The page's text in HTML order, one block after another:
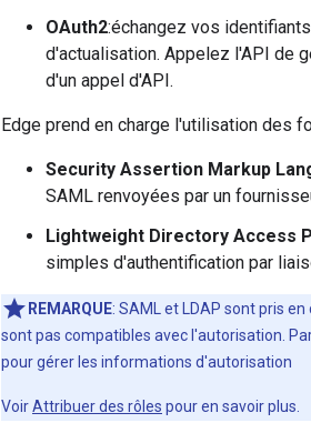
OAuth2:échangez vos
d'actualisation. Appelez l'API de
d'un appel d'API.
Edge prend en charge l'utilisation des
Security Assertion Markup
SAML renvoyées par un
Lightweight Directory Access
simples d'authentification par
REMARQUE: SAML et LDAP sont pris
sont pas compatibles avec l'autorisation.
pour gérer les informations d'autorisation
VoirAttribuer des rôles pour en savoir plus.